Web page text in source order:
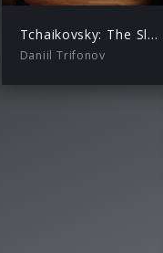
Tchaikovsky: The Sleeping Beauty, Op. 66: V. Fairy of Silver
Daniil Trifonov